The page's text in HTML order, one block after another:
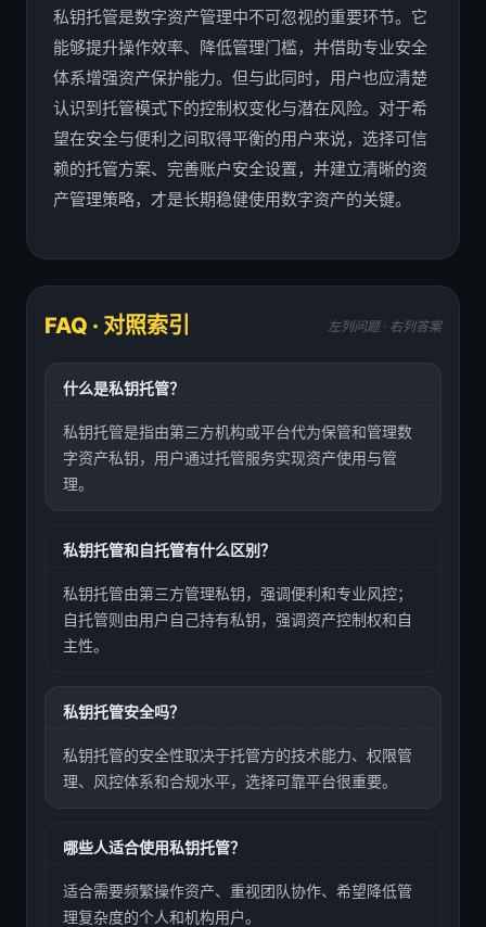
私钥托管是数字资产管理中不可忽视的重要环节。它
能够提升操作效率、降低管理门槛，并借助专业安全
体系增强资产保护能力。但与此同时，用户也应清楚
认识到托管模式下的控制权变化与潜在风险。对于希
望在安全与便利之间取得平衡的用户来说，选择可信
赖的托管方案、完善账户安全设置，并建立清晰的资
产管理策略，才是长期稳健使用数字资产的关键。
FAQ · 对照索引 左列问题 · 右列答案
什么是私钥托管？
私钥托管是指由第三方机构或平台代为保管和管理数
字资产私钥，用户通过托管服务实现资产使用与管
理。
私钥托管和自托管有什么区别？
私钥托管由第三方管理私钥，强调便利和专业风控；
自托管则由用户自己持有私钥，强调资产控制权和自
主性。
私钥托管安全吗？
私钥托管的安全性取决于托管方的技术能力、权限管
理、风控体系和合规水平，选择可靠平台很重要。
哪些人适合使用私钥托管？
适合需要频繁操作资产、重视团队协作、希望降低管
理复杂度的个人和机构用户。